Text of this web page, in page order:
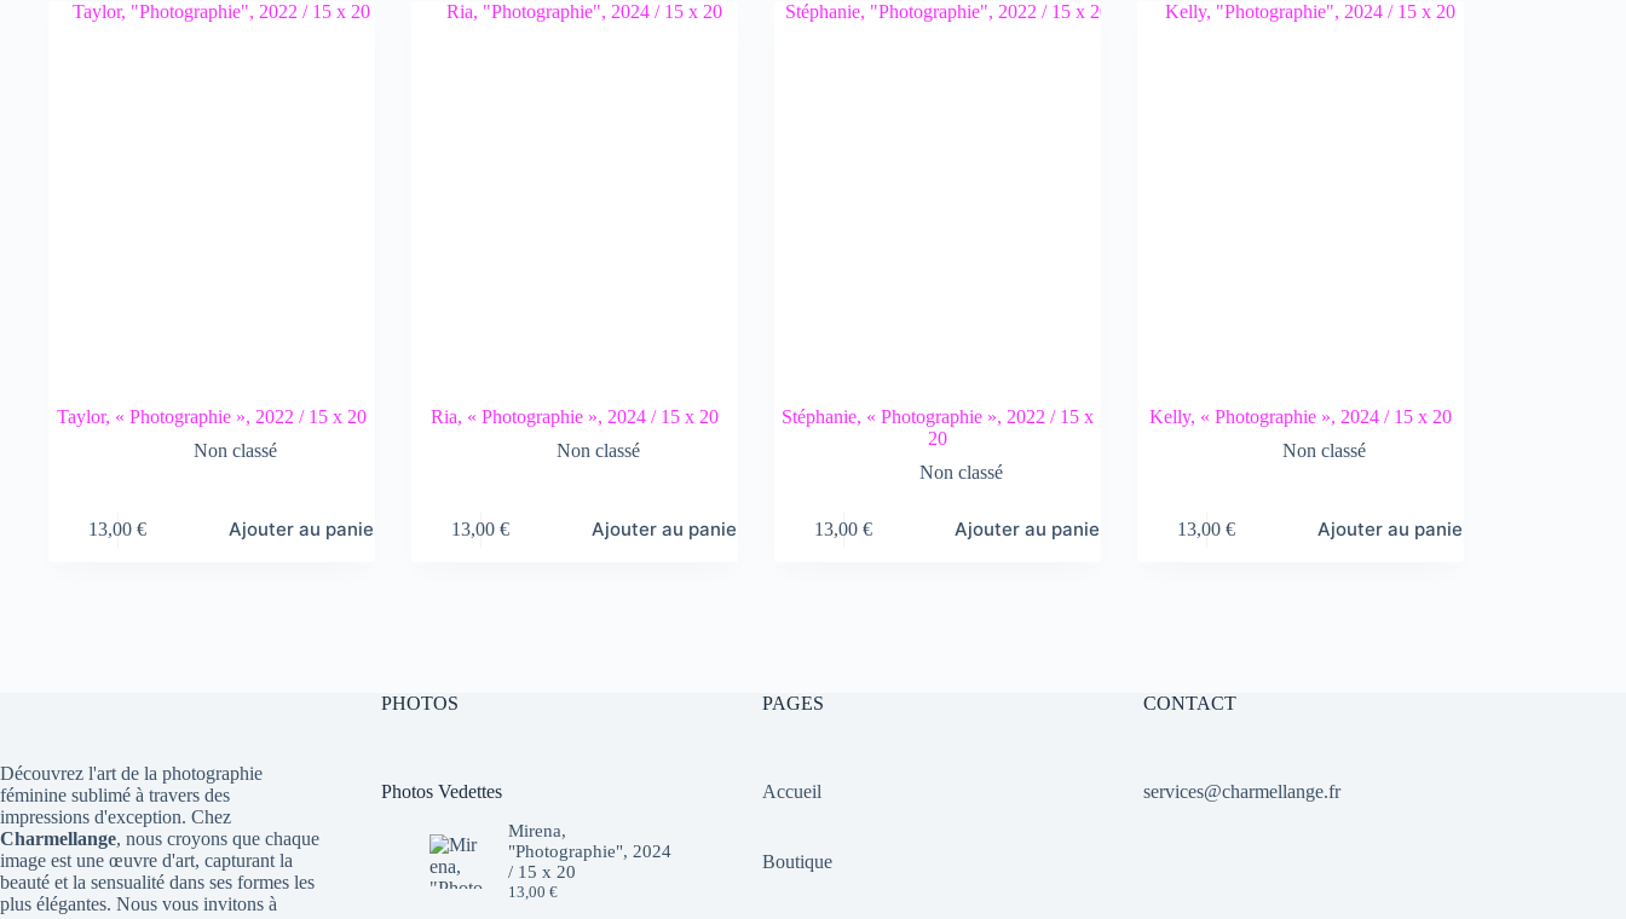
Taylor, « Photographie », 2022 / 15 x 20
Non classé
13,00€ Ajouter au panier
Ria, « Photographie », 2024 / 15 x 20
Non classé
13,00€ Ajouter au panier
Stéphanie, « Photographie », 2022 / 15 x
20
Non classé
13,00€ Ajouter au panier
Kelly, « Photographie », 2024 / 15 x 20
Non classé
13,00€ Ajouter au panier
Découvrez l'art de la photographie
féminine sublimé à travers des
impressions d'exception. Chez
Charmellange, nous croyons que chaque
image est une œuvre d'art, capturant la
beauté et la sensualité dans ses formes les
plus élégantes. Nous vous invitons à
PHOTOS
Photos Vedettes
Mirena,
"Photographie", 2024
/ 15 x 20
13,00 €
PAGES
Accueil
Boutique
CONTACT
services@charmellange.fr